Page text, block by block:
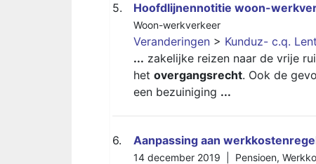
5. Hoofdlijnennotitie woon-
Woon-werkverkeer
Veranderingen > Kunduz- c.q.
... zakelijke reizen naar de vrije
het overgangsrecht. Ook de
een bezuiniging ...
6. Aanpassing aan
14 december 2019 | Pensioen,